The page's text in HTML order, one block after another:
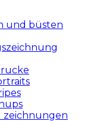
und büsten
zeichnungen